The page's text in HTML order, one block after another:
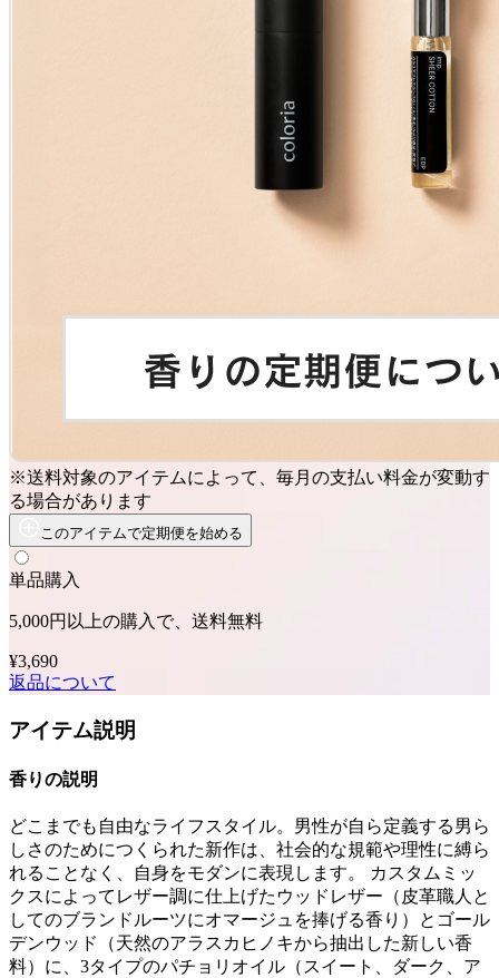
※送料対象のアイテムによって、毎月の支払い料金が変動す
る場合があります
このアイテムで定期便を始める
単品購入
5,000円以上の購入で、送料無料
¥3,690
返品について
アイテム説明
香りの説明
どこまでも自由なライフスタイル。男性が自ら定義する男ら
しさのためにつくられた新作は、社会的な規範や理性に縛ら
れることなく、自身をモダンに表現します。 カスタムミッ
クスによってレザー調に仕上げたウッドレザー（皮革職人と
してのブランドルーツにオマージュを捧げる香り）とゴール
デンウッド（天然のアラスカヒノキから抽出した新しい香
料）に、3タイプのパチョリオイル（スイート、ダーク、ア